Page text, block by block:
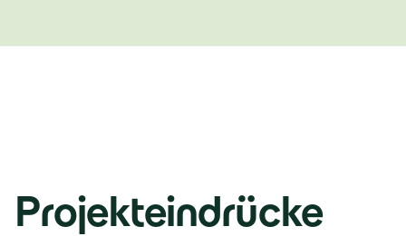
Projekteindrücke